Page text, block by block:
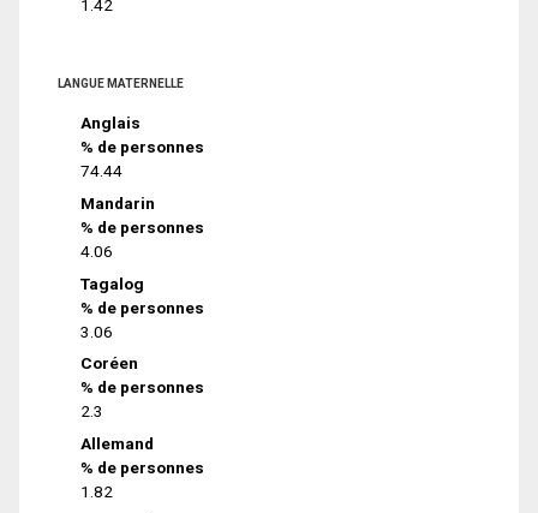
1.42
LANGUE MATERNELLE
Anglais
% de personnes
74.44
Mandarin
% de personnes
4.06
Tagalog
% de personnes
3.06
Coréen
% de personnes
2.3
Allemand
% de personnes
1.82